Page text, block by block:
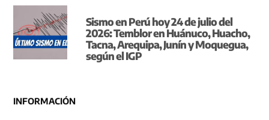
Sismo en Perú hoy 24 de julio del
2026: Temblor en Huánuco, Huacho,
Tacna, Arequipa, Junín y Moquegua,
según el IGP
INFORMACIÓN